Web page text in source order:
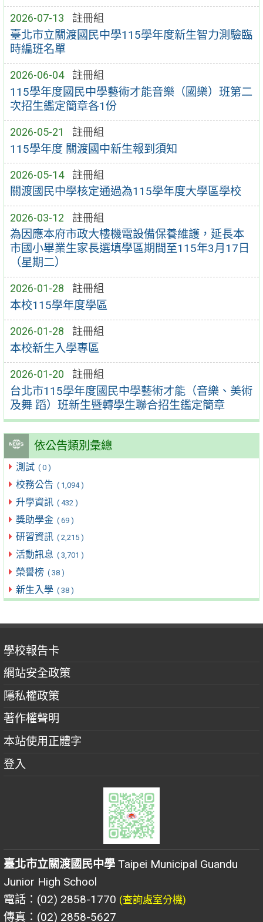
2026-07-13 註冊組
臺北市立關渡國民中學115學年度新生智力測驗臨
時編班名單
2026-06-04 註冊組
115學年度國民中學藝術才能音樂（國樂）班第二
次招生鑑定簡章各1份
2026-05-21 註冊組
115學年度 關渡國中新生報到須知
2026-05-14 註冊組
關渡國民中學核定通過為115學年度大學區學校
2026-03-12 註冊組
為因應本府市政大樓機電設備保養維護，延長本
市國小畢業生家長選填學區期間至115年3月17日
（星期二）
2026-01-28 註冊組
本校115學年度學區
2026-01-28 註冊組
本校新生入學專區
2026-01-20 註冊組
台北市115學年度國民中學藝術才能（音樂、美術
及舞 蹈）班新生暨轉學生聯合招生鑑定簡章
依公告類別彙總
測試 ( 0 )
校務公告 ( 1,094 )
升學資訊 ( 432 )
獎助學金 ( 69 )
研習資訊 ( 2,215 )
活動訊息 ( 3,701 )
榮譽榜 ( 38 )
新生入學 ( 38 )
學校報告卡
網站安全政策
隱私權政策
著作權聲明
本站使用正體字
登入
臺北市立關渡國民中學 Taipei Municipal Guandu
Junior High School
電話：(02) 2858-1770 (查詢處室分機)
傳真：(02) 2858-5627